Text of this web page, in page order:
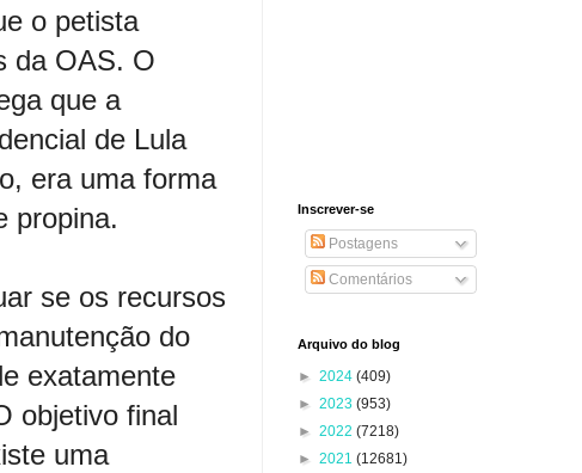
o petista
da OAS. O
que a
de Lula
era uma forma
propina.
se os recursos
do
exatamente
objetivo final
uma
Inscrever-se
Postagens
Comentários
Arquivo do blog
► 2024 (409)
► 2023 (953)
► 2022 (7218)
► 2021 (12681)